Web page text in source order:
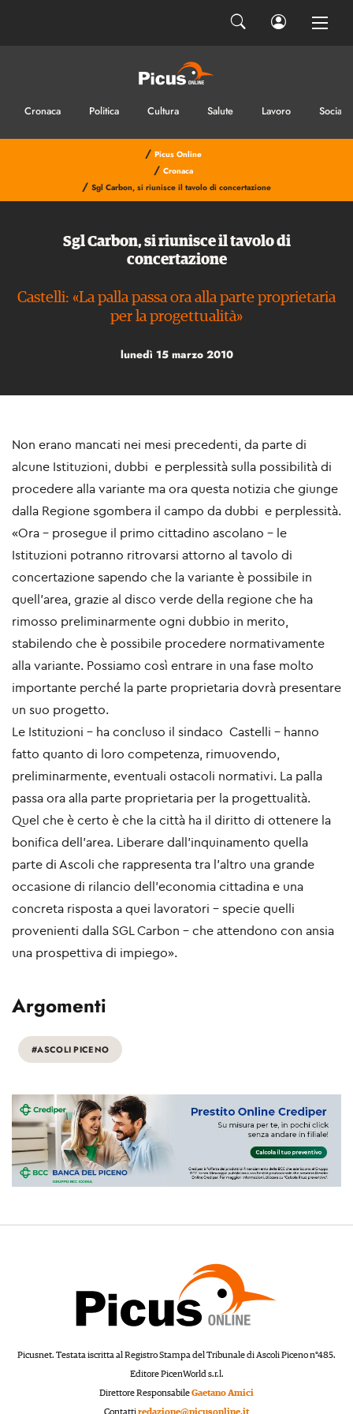
Cronaca Politica Cultura Salute Lavoro Sociale
/ Picus Online
/ Cronaca
/ Sgl Carbon, si riunisce il tavolo di concertazione
Sgl Carbon, si riunisce il tavolo di
concertazione
Castelli: «La palla passa ora alla parte proprietaria
per la progettualità»
lunedì 15 marzo 2010
Non erano mancati nei mesi precedenti, da parte di
alcune Istituzioni, dubbi e perplessità sulla possibilità di
procedere alla variante ma ora questa notizia che giunge
dalla Regione sgombera il campo da dubbi e perplessità.
«Ora – prosegue il primo cittadino ascolano – le
Istituzioni potranno ritrovarsi attorno al tavolo di
concertazione sapendo che la variante è possibile in
quell’area, grazie al disco verde della regione che ha
rimosso preliminarmente ogni dubbio in merito,
stabilendo che è possibile procedere normativamente
alla variante. Possiamo così entrare in una fase molto
importante perché la parte proprietaria dovrà presentare
un suo progetto.
Le Istituzioni – ha concluso il sindaco Castelli - hanno
fatto quanto di loro competenza, rimuovendo,
preliminarmente, eventuali ostacoli normativi. La palla
passa ora alla parte proprietaria per la progettualità.
Quel che è certo è che la città ha il diritto di ottenere la
bonifica dell’area. Liberare dall’inquinamento quella
parte di Ascoli che rappresenta tra l’altro una grande
occasione di rilancio dell’economia cittadina e una
concreta risposta a quei lavoratori – specie quelli
provenienti dalla SGL Carbon – che attendono con ansia
una prospettiva di impiego».
Argomenti
#ASCOLI PICENO
Picusnet. Testata iscritta al Registro Stampa del Tribunale di Ascoli Piceno n°485.
Editore PicenWorld s.r.l.
Direttore ResponsabileGaetano Amici
Contattiredazione@picusonline.it